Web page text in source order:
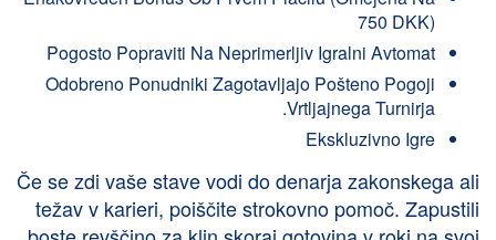
750 DKK)
Pogosto Popraviti Na Neprimerljiv Igralni Avtomat
Odobreno Ponudniki Zagotavljajo Pošteno Pogoji
Vrtljajnega Turnirja.
Ekskluzivno Igre
Če se zdi vaše stave vodi do denarja zakonskega ali
težav v karieri, poiščite strokovno pomoč. Zapustili